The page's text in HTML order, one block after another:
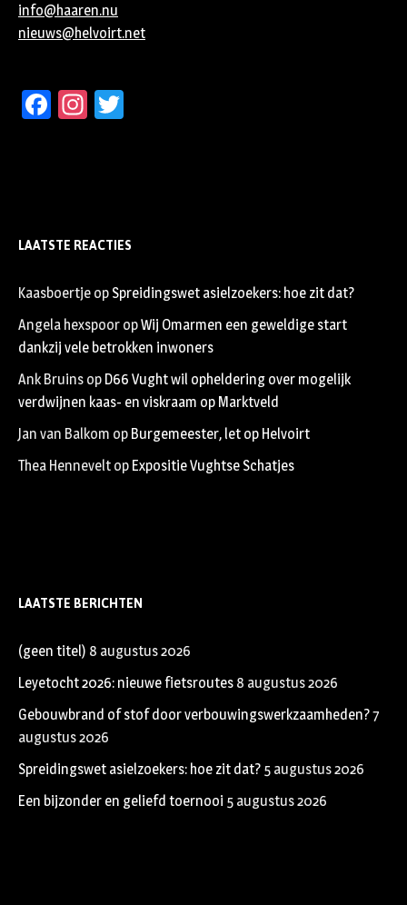
info@haaren.nu
nieuws@helvoirt.net
Facebook
Instagram
LAATSTE REACTIES
Kaasboertje op Spreidingswet asielzoekers: hoe zit dat?
Angela hexspoor opWij Omarmen een geweldige start
dankzij vele betrokken inwoners
Ank Bruins op D66 Vught wil opheldering over mogelijk
verdwijnen kaas- en viskraam op Marktveld
Jan van Balkom op Burgemeester, let op Helvoirt
Thea Hennevelt op Expositie Vughtse Schatjes
LAATSTE BERICHTEN
(geen titel) 8 augustus 2026
Leyetocht 2026: nieuwe fietsroutes 8 augustus 2026
Gebouwbrand of stof door verbouwingswerkzaamheden?7
augustus 2026
Spreidingswet asielzoekers: hoe zit dat? 5 augustus 2026
Een bijzonder en geliefd toernooi 5 augustus 2026